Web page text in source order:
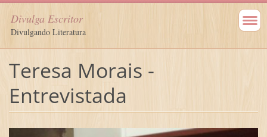
Divulga Escritor
Divulgando Literatura
Teresa Morais -
Entrevistada